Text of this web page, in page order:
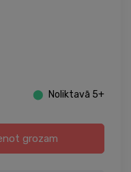
⬤ Noliktavā 5+
grozam